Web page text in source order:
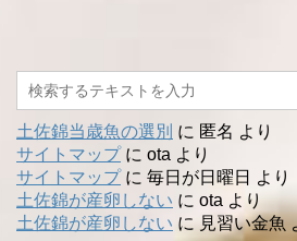
土佐錦当歳魚の選別 に 匿名 より
サイトマップに ota より
サイトマップに 毎日が日曜日 より
土佐錦が産卵しない に ota より
土佐錦が産卵しない に 見習い金魚